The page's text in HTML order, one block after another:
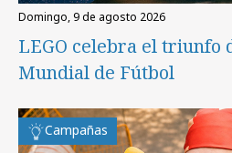
domingo, 9 de agosto 2026
LEGO celebra el triunfo
Mundial de Fútbol
Campañas